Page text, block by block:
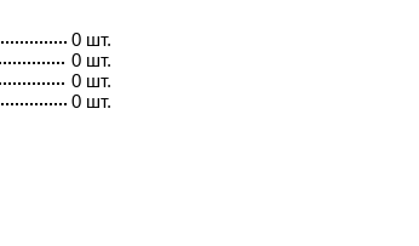
0 шт.
0 шт.
0 шт.
0 шт.